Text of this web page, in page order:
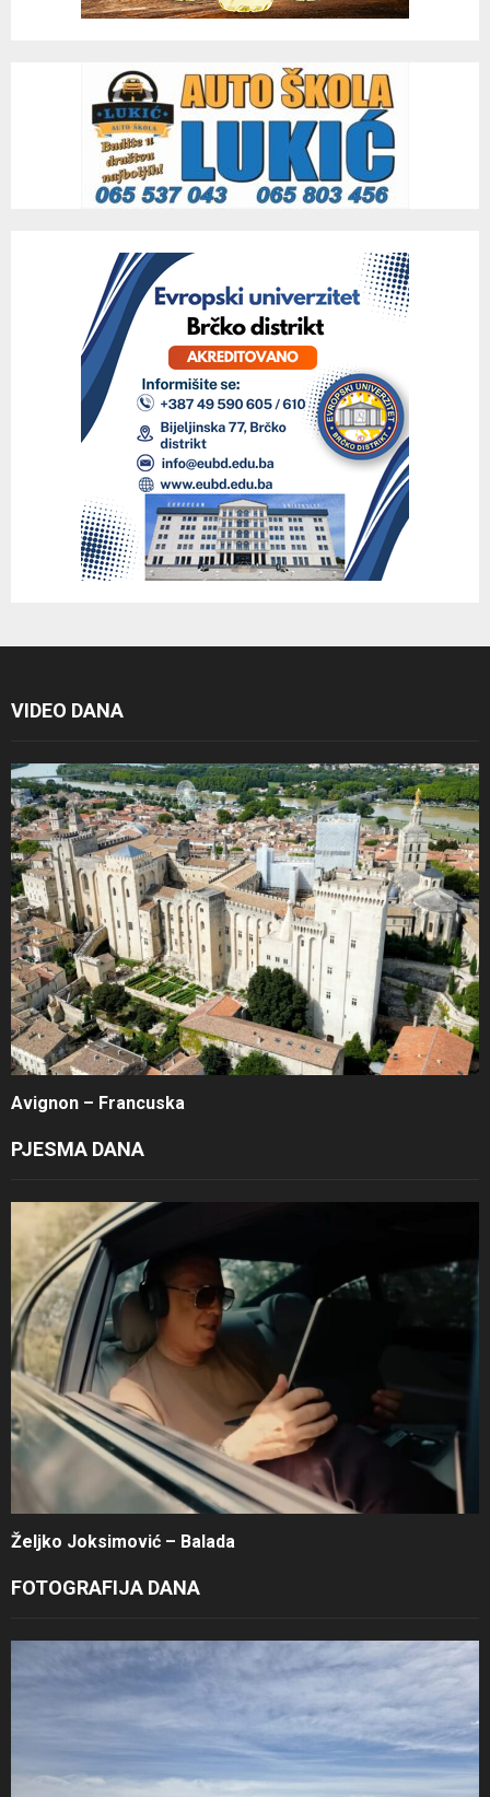
VIDEO DANA
Avignon – Francuska
PJESMA DANA
Željko Joksimović – Balada
FOTOGRAFIJA DANA